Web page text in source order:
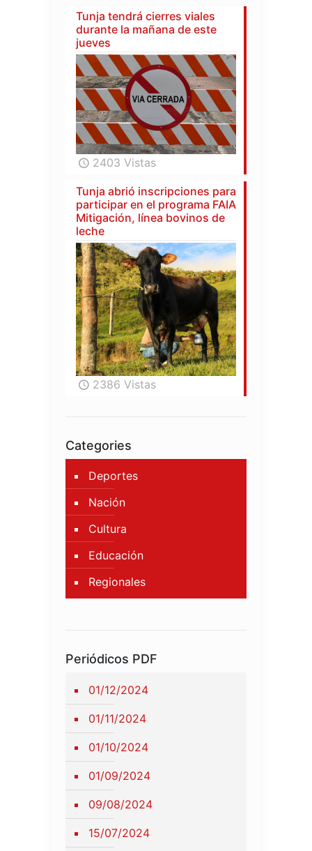
Tunja tendrá cierres viales
durante la mañana de este
jueves
2403 Vistas
Tunja abrió inscripciones para
participar en el programa FAIA
Mitigación, línea bovinos de
leche
2386 Vistas
Categories
Deportes
Nación
Cultura
Educación
Regionales
Periódicos PDF
01/12/2024
01/11/2024
01/10/2024
01/09/2024
09/08/2024
15/07/2024